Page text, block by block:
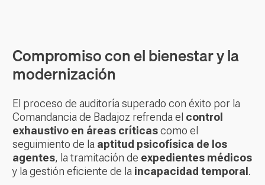
Compromiso con el bienestar y la
modernización
El proceso de auditoría superado con éxito por la
Comandancia de Badajoz refrenda el control
exhaustivo en áreas críticascomo el
seguimiento de la aptitud psicofísica de los
agentes, la tramitación de expedientes médicos
y la gestión eficiente de la incapacidad temporal.